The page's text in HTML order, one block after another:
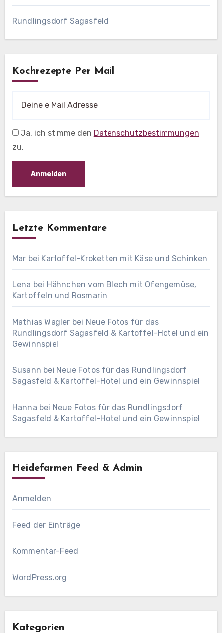
Rundlingsdorf Sagasfeld
Kochrezepte Per Mail
Ja, ich stimme den Datenschutzbestimmungen
zu.
Letzte Kommentare
Mar bei Kartoffel-Kroketten mit Käse und Schinken
Lena bei Hähnchen vom Blech mit Ofengemüse,
Kartoffeln und Rosmarin
Mathias Wagler bei Neue Fotos für das
Rundlingsdorf Sagasfeld & Kartoffel-Hotel und ein
Gewinnspiel
Susann bei Neue Fotos für das Rundlingsdorf
Sagasfeld & Kartoffel-Hotel und ein Gewinnspiel
Hanna bei Neue Fotos für das Rundlingsdorf
Sagasfeld & Kartoffel-Hotel und ein Gewinnspiel
Heidefarmen Feed & Admin
Anmelden
Feed der Einträge
Kommentar-Feed
WordPress.org
Kategorien